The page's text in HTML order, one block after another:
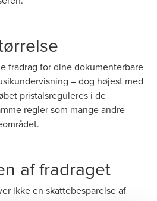
fradrag for dine dokumenterbare
– dog højest med
pristalsreguleres i de
regler som mange andre
af fradraget
ikke en skattebesparelse af